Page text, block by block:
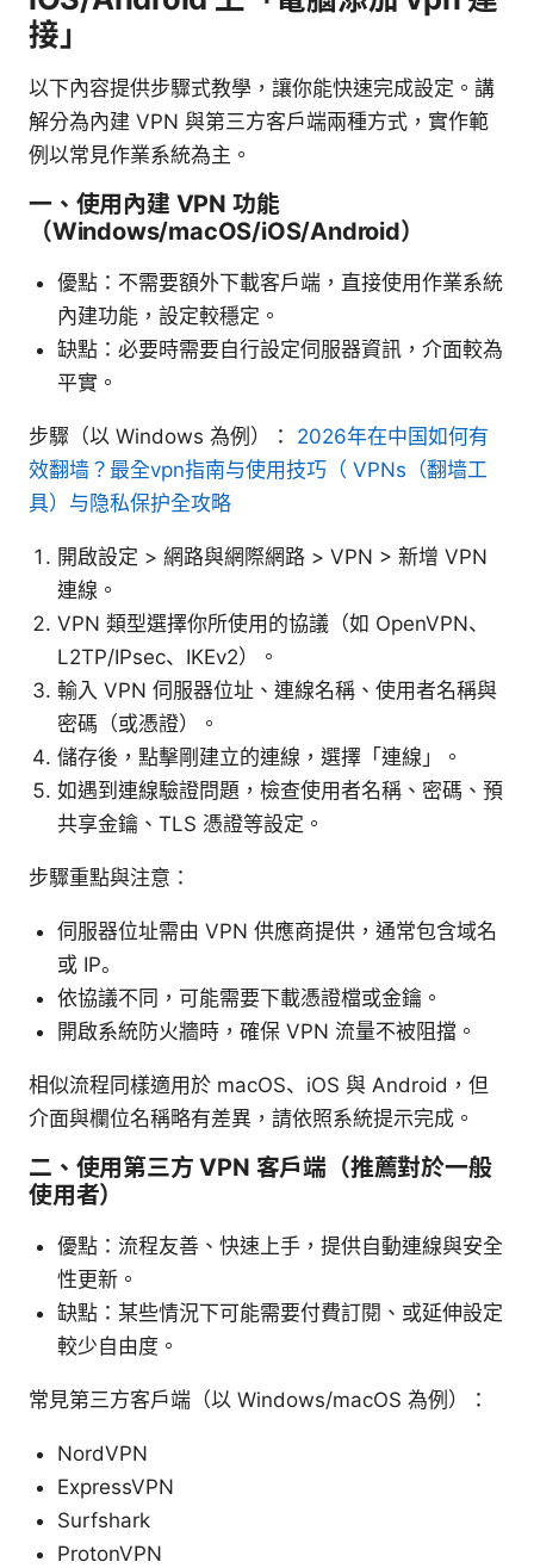
接」
以下內容提供步驟式教學，讓你能快速完成設定。講
解分為內建 VPN 與第三方客戶端兩種方式，實作範
例以常見作業系統為主。
一、使用內建 VPN 功能
（Windows/macOS/iOS/Android）
優點：不需要額外下載客戶端，直接使用作業系統
內建功能，設定較穩定。
缺點：必要時需要自行設定伺服器資訊，介面較為
平實。
步驟（以 Windows 為例）： 2026年在中国如何有
效翻墙？最全vpn指南与使用技巧（ VPNs（翻墙工
具）与隐私保护全攻略
開啟設定 > 網路與網際網路 > VPN > 新增 VPN
連線。
VPN 類型選擇你所使用的協議（如 OpenVPN、
L2TP/IPsec、IKEv2）。
輸入 VPN 伺服器位址、連線名稱、使用者名稱與
密碼（或憑證）。
儲存後，點擊剛建立的連線，選擇「連線」。
如遇到連線驗證問題，檢查使用者名稱、密碼、預
共享金鑰、TLS 憑證等設定。
步驟重點與注意：
伺服器位址需由 VPN 供應商提供，通常包含域名
或 IP。
依協議不同，可能需要下載憑證檔或金鑰。
開啟系統防火牆時，確保 VPN 流量不被阻擋。
相似流程同樣適用於 macOS、iOS 與 Android，但
介面與欄位名稱略有差異，請依照系統提示完成。
二、使用第三方 VPN 客戶端（推薦對於一般
使用者）
優點：流程友善、快速上手，提供自動連線與安全
性更新。
缺點：某些情況下可能需要付費訂閱、或延伸設定
較少自由度。
常見第三方客戶端（以 Windows/macOS 為例）：
NordVPN
ExpressVPN
Surfshark
ProtonVPN